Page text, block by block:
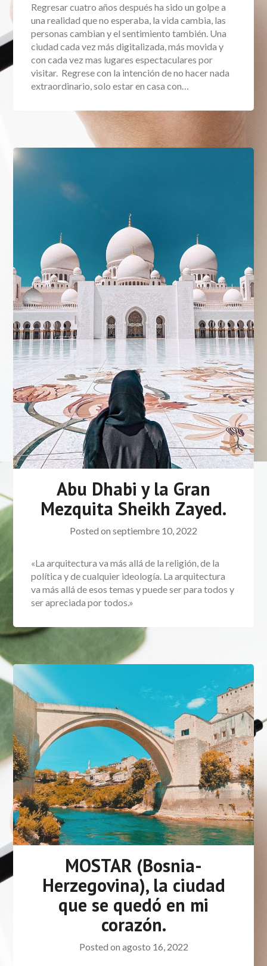
Regresar cuatro años después ha sido un golpe a
una realidad que no esperaba, la vida cambia, las
personas cambian y el sentimiento también. Una
ciudad cada vez más digitalizada, más movida y
con cada vez mas lugares espectaculares por
visitar. Regrese con la intención de no hacer nada
extraordinario, solo estar en casa con…
Abu Dhabi y la Gran
Mezquita Sheikh Zayed.
Posted on septiembre 10, 2022
«La arquitectura va más allá de la religión, de la
política y de cualquier ideología. La arquitectura
va más allá de esos temas y puede ser para todos y
ser apreciada por todos.»
MOSTAR (Bosnia-
Herzegovina), la ciudad
que se quedó en mi
corazón.
Posted on agosto 16, 2022